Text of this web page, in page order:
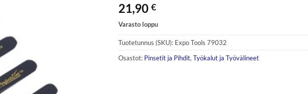
21,90 €
Varasto loppu
Tuotetunnus (SKU): Expo Tools 79032
Osastot: Pinsetit ja Pihdit, Työkalut ja Työvälineet